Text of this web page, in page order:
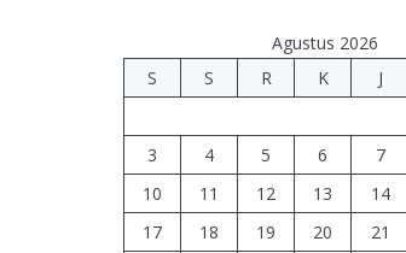
Agustus 2026
S
S R K J
3
4 5 6 7
10
11 12 13 14
17
18 19 20 21